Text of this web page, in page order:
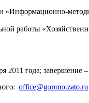
работы
2011 года; завершение
office@gorono.zato.ru